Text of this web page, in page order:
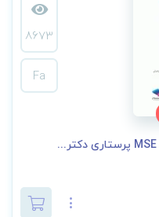
8673
Fa